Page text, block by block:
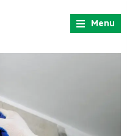
Menu